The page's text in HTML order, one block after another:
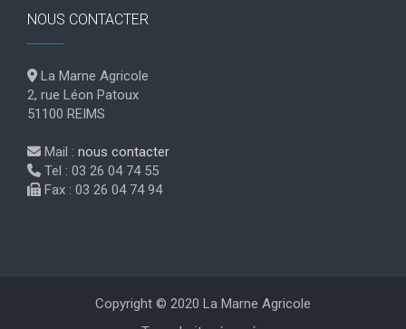
NOUS CONTACTER
La Marne Agricole
2, rue Léon Patoux
51100 REIMS
Mail : nous contacter
Tel : 03 26 04 74 55
Fax : 03 26 04 74 94
Copyright © 2020 La Marne Agricole